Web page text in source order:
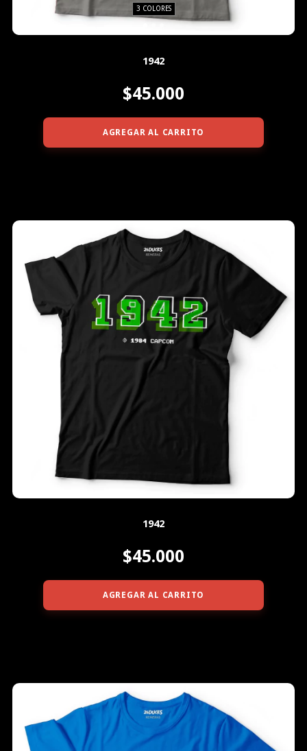
3 COLORES
1942
$45.000
AGREGAR AL CARRITO
1942
$45.000
AGREGAR AL CARRITO